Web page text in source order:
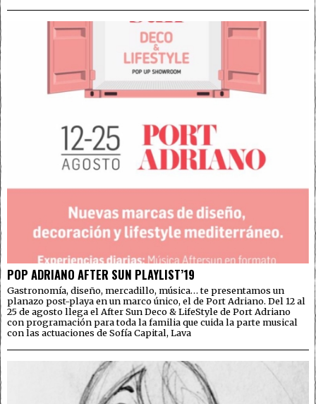
POP ADRIANO AFTER SUN PLAYLIST’19
Gastronomía, diseño, mercadillo, música… te presentamos un
planazo post-playa en un marco único, el de Port Adriano. Del 12 al
25 de agosto llega el After Sun Deco & LifeStyle de Port Adriano
con programación para toda la familia que cuida la parte musical
con las actuaciones de Sofía Capital, Lava